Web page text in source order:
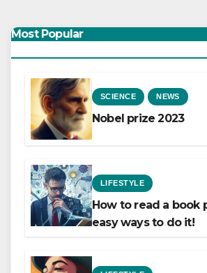
Most Popular
SCIENCE NEWS
Nobel prize 2023
LIFESTYLE
How to read a book
easy ways to do it!